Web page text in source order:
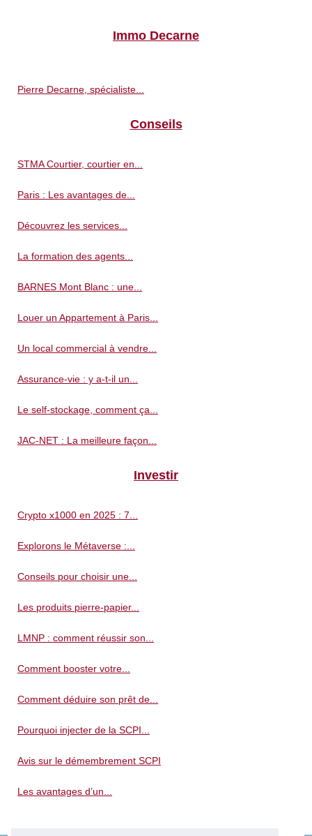
Immo Decarne
Pierre Decarne, spécialiste...
Conseils
STMA Courtier, courtier en...
Paris : Les avantages de...
Découvrez les services...
La formation des agents...
BARNES Mont Blanc : une...
Louer un Appartement à Paris...
Un local commercial à vendre...
Assurance-vie : y a-t-il un...
Le self-stockage, comment ça...
JAC-NET : La meilleure façon...
Investir
Crypto x1000 en 2025 : 7...
Explorons le Métaverse :...
Conseils pour choisir une...
Les produits pierre-papier...
LMNP : comment réussir son...
Comment booster votre...
Comment déduire son prêt de...
Pourquoi injecter de la SCPI...
Avis sur le démembrement SCPI
Les avantages d’un...